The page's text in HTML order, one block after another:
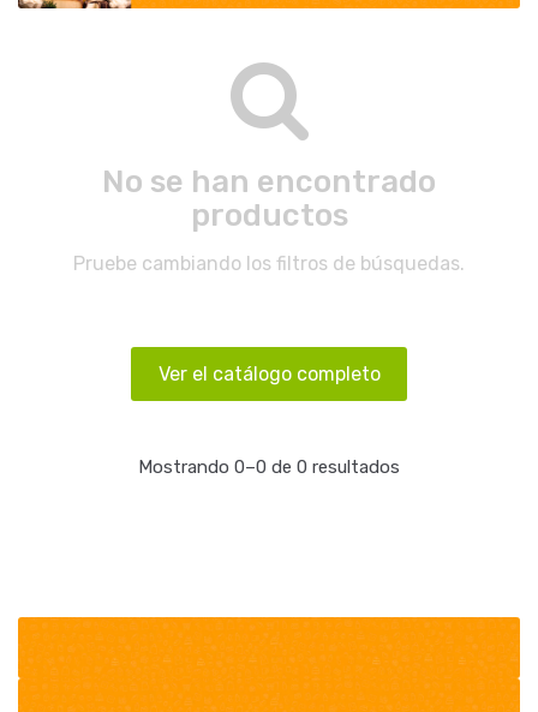
No se han encontrado
productos
Pruebe cambiando los filtros de búsquedas.
Ver el catálogo completo
Mostrando 0–0 de 0 resultados